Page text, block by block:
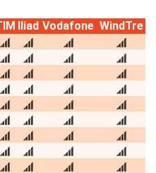
Iliad Vodafone WindTre